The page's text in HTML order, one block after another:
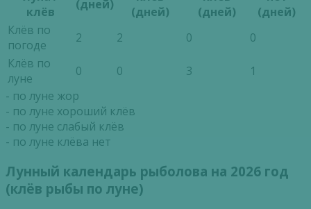
клёв
(дней)
(дней)
(дней)
(дней)
Клёв по
погоде
2 2 0
0
Клёв по
луне
0 0 3
1
- по луне жор
- по луне хороший клёв
- по луне слабый клёв
- по луне клёва нет
Лунный календарь рыболова на 2026 год
(клёв рыбы по луне)